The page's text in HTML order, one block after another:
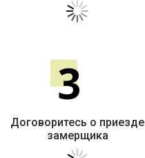
3
Договоритесь о приезде
замерщика